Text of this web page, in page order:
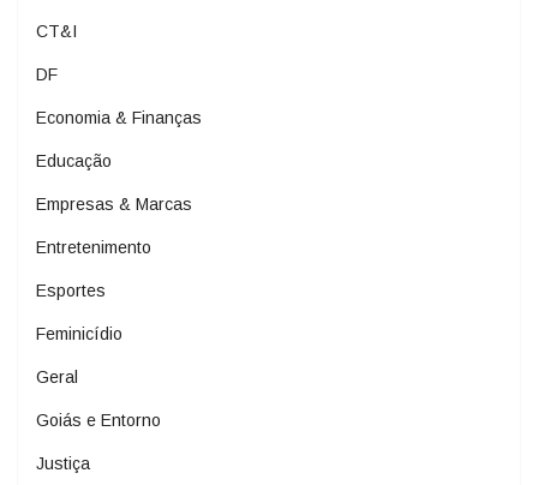
CT&I
DF
Economia & Finanças
Educação
Empresas & Marcas
Entretenimento
Esportes
Feminicídio
Geral
Goiás e Entorno
Justiça